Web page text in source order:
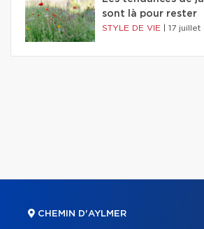
sont là pour rester
STYLE DE VIE 17
CHEMIN D'AYLMER